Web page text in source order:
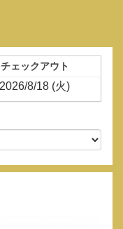
チェックアウト